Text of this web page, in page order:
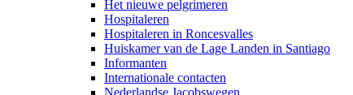
Het nieuwe pelgrimeren
Hospitaleren
Hospitaleren in Roncesvalles
Huiskamer van de Lage Landen in Santiago
Informanten
Internationale contacten
Nederlandse Jacobswegen